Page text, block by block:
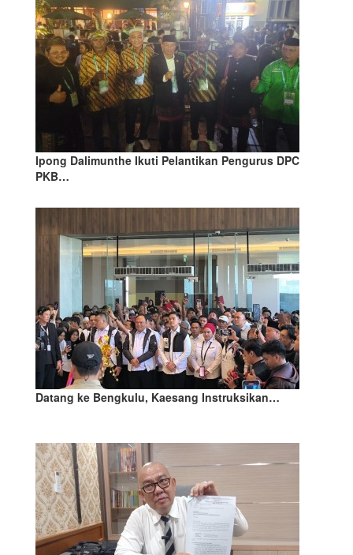
Ipong Dalimunthe Ikuti Pelantikan Pengurus DPC
PKB…
Datang ke Bengkulu, Kaesang Instruksikan…